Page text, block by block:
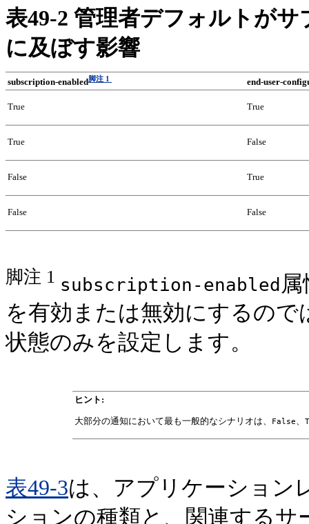
表49-2 管理者デフォルトが
に及ぼす影響
subscription-enabled脚注 1 end-user-
True True
True False
False True
False False
脚注 1 subscription-enabled
を有効または無効にするの
状態のみを設定します。
ヒント:
大部分の通知において最も一般的なシナリオは、 False、
表49-3は、アプリケーション
ションの種類と、関連する